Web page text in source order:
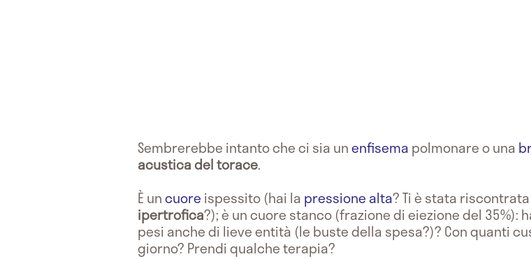
Sembrerebbe intanto che ci sia unenfisema polmonare o una
acustica del torace.
È uncuore ispessito (hai la pressione alta? Ti è stata
ipertrofica?); è un cuore stanco (frazione di eiezione del 35%):
pesi anche di lieve entità (le buste della spesa?)? Con quanti
giorno? Prendi qualche terapia?